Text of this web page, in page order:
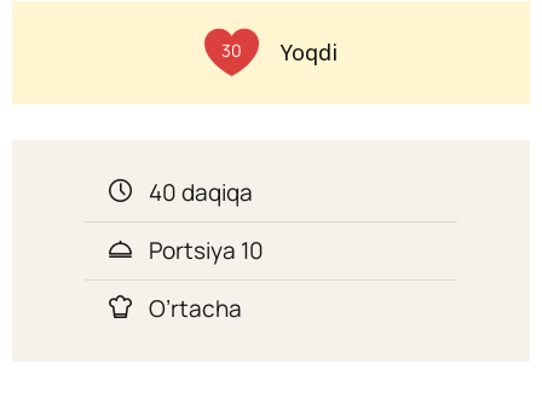
30 Yoqdi
40 daqiqa
Portsiya 10
O’rtacha